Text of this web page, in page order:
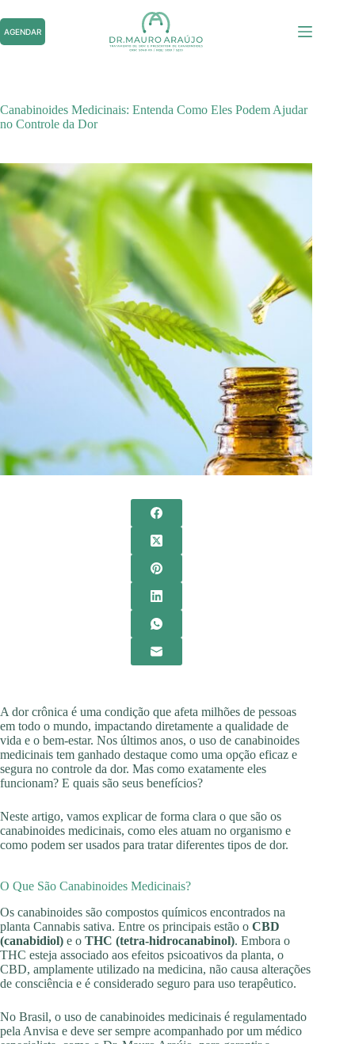
para
o
conteúdo
AGENDAR
Canabinoides Medicinais: Entenda Como Eles Podem Ajudar
no Controle da Dor
A dor crônica é uma condição que afeta milhões de pessoas
em todo o mundo, impactando diretamente a qualidade de
vida e o bem-estar. Nos últimos anos, o uso de canabinoides
medicinais tem ganhado destaque como uma opção eficaz e
segura no controle da dor. Mas como exatamente eles
funcionam? E quais são seus benefícios?
Neste artigo, vamos explicar de forma clara o que são os
canabinoides medicinais, como eles atuam no organismo e
como podem ser usados para tratar diferentes tipos de dor.
O Que São Canabinoides Medicinais?
Os canabinoides são compostos químicos encontrados na
planta Cannabis sativa. Entre os principais estão o CBD
(canabidiol) e o THC (tetra-hidrocanabinol). Embora o
THC esteja associado aos efeitos psicoativos da planta, o
CBD, amplamente utilizado na medicina, não causa alterações
de consciência e é considerado seguro para uso terapêutico.
No Brasil, o uso de canabinoides medicinais é regulamentado
pela Anvisa e deve ser sempre acompanhado por um médico